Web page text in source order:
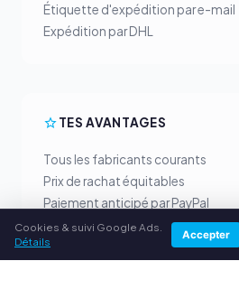
Étiquette d'expédition par e-mail
Expédition par DHL
TES AVANTAGES
Tous les fabricants courants
Prix de rachat équitables
Paiement anticipé par PayPal
Conseil personnalisé
Cookies & suivi Google Ads.
Détails
Accepter